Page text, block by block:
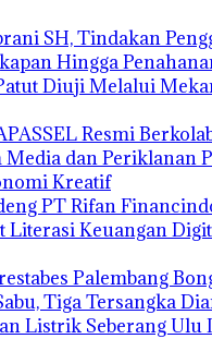
SH, Tindakan
Hingga
Diuji Melalui
Resmi
Media dan Periklanan
Kreatif
PT Rifan
Literasi Keuangan
Palembang
Tiga Tersangka
Listrik Seberang Ulu